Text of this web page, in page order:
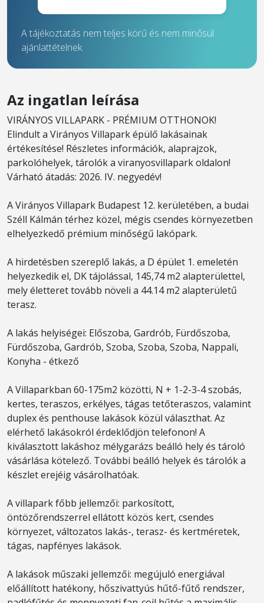
A tájékoztatás nem teljes körű és nem minősül
ajánlattételnek.
Az ingatlan leírása
VIRÁNYOS VILLAPARK - PRÉMIUM OTTHONOK!
Elindult a Virányos Villapark épülő lakásainak
értékesítése! Részletes információk, alaprajzok,
parkolóhelyek, tárolók a viranyosvillapark oldalon!
Várható átadás: 2026. IV. negyedév!
A Virányos Villapark Budapest 12. kerületében, a budai
Széll Kálmán térhez közel, mégis csendes környezetben
elhelyezkedő prémium minőségű lakópark.
A hirdetésben szereplő lakás, a D épület 1. emeletén
helyezkedik el, DK tájolással, 145,74 m2 alapterülettel,
mely életteret tovább növeli a 44.14 m2 alapterületű
terasz.
A lakás helyiségei: Előszoba, Gardrób, Fürdőszoba,
Fürdőszoba, Gardrób, Szoba, Szoba, Szoba, Nappali,
Konyha - étkező
A Villaparkban 60-175m2 közötti, N + 1-2-3-4 szobás,
kertes, teraszos, erkélyes, tágas tetőteraszos, valamint
duplex és penthouse lakások közül választhat. Az
elérhető lakásokról érdeklődjön telefonon! A
kiválasztott lakáshoz mélygarázs beálló hely és tároló
vásárlása kötelező. További beálló helyek és tárolók a
készlet erejéig vásárolhatóak.
A villapark főbb jellemzői: parkosított,
öntözőrendszerrel ellátott közös kert, csendes
környezet, változatos lakás-, terasz- és kertméretek,
tágas, napfényes lakások.
A lakások műszaki jellemzői: megújuló energiával
előállított hatékony, hőszivattyús hűtő-fűtő rendszer,